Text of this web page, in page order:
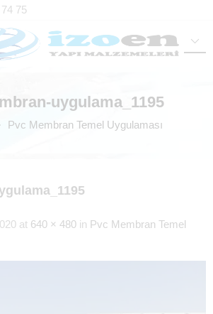
75
uygulama_1195
Pvc Membran Temel Uygulaması
at 640 × 480 in Pvc Membran Temel